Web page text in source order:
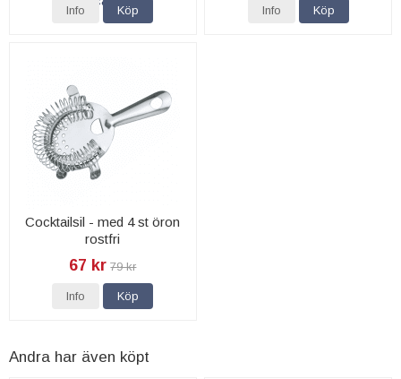
Info Köp Info Köp
Cocktailsil - med 4 st öron
rostfri
67 kr 79 kr
Info Köp
Andra har även köpt